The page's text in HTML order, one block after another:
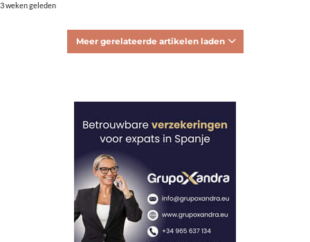
3 weken geleden
Meer gerelateerde artikelen laden